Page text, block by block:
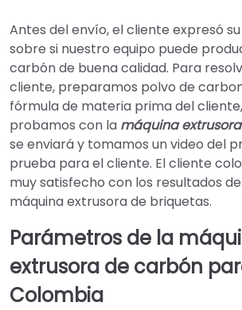
Antes del envío, el cliente expresó
sobre si nuestro equipo puede
carbón de buena calidad. Para
cliente, preparamos polvo de
fórmula de materia prima del
probamos con la máquina
se enviará y tomamos un video del
prueba para el cliente. El cliente
muy satisfecho con los resultados
máquina extrusora de briquetas.
Parámetros de la
extrusora de carbón
Colombia